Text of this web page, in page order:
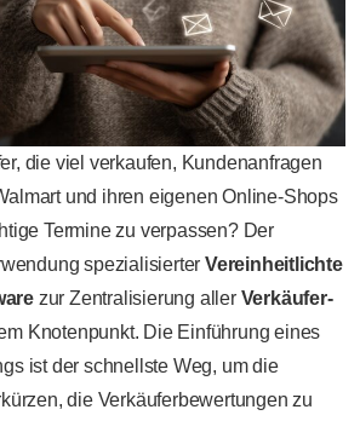
die viel verkaufen, Kundenanfragen
und ihren eigenen Online-Shops
Termine zu verpassen? Der
spezialisierter Vereinheitlichte
zur Zentralisierung aller Verkäufer-
Knotenpunkt. Die Einführung eines
ist der schnellste Weg, um die
die Verkäuferbewertungen zu